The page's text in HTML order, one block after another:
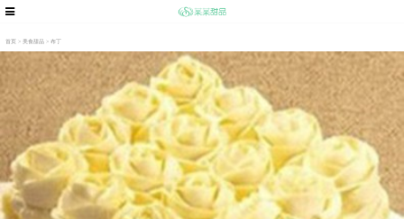
首页 > 美食甜品 > 布丁